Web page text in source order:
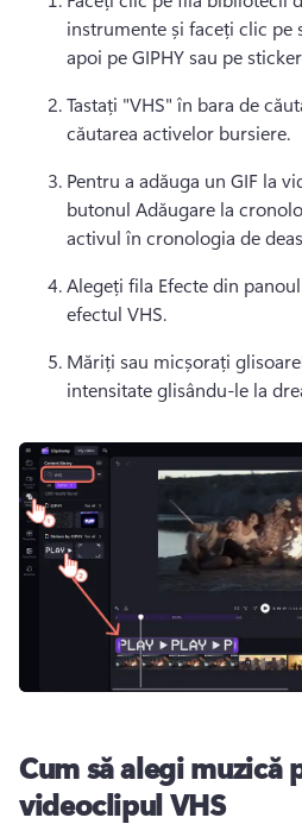
instrumente și faceți clic pe
apoi pe GIPHY sau pe
Tastați "VHS" în bara de
căutarea activelor bursiere.
Pentru a adăuga un GIF la
butonul Adăugare la
activul în cronologia de
Alegeți fila Efecte din
efectul VHS.
Măriți sau micșorați
intensitate glisându-le la
Cum să alegi muzică
videoclipul VHS